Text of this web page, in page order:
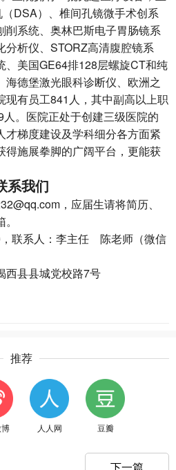
DSA）、椎间孔镜微手术创系
削系统、奥林巴斯电子胃肠镜系
分析仪、STORZ高清腹腔镜系
、美国GE64排128层螺旋CT和纯
德堡激光眼科诊断仪、欧洲之
现有员工841人，其中副高以上职
。医院正处于创建三级医院的
才梯度建设及学科细分各方面紧
得施展拳脚的广阔平台，更能获
系我们
，应届生请将简历、
联系人：李主任 陈老师（微信
西县县城党校路7号
推荐
人人网 豆瓣
下一篇